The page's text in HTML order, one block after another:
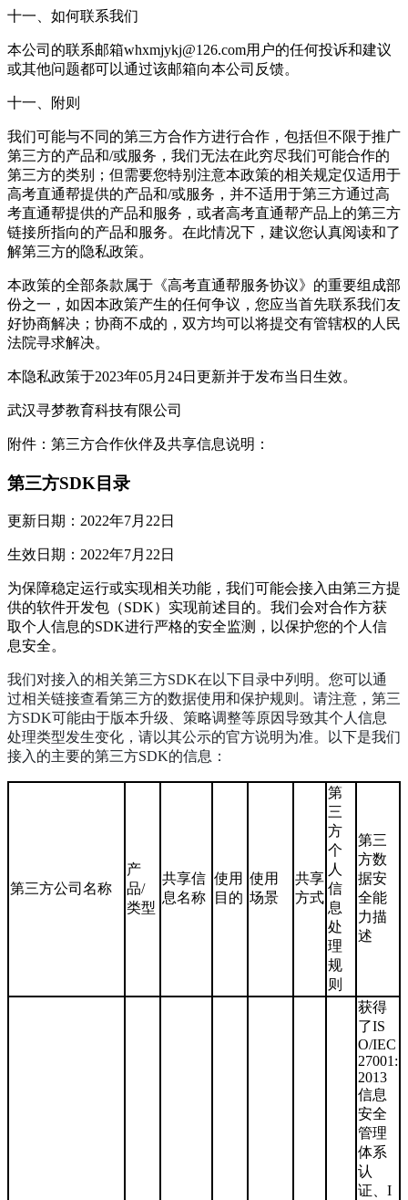
十一、如何联系我们
本公司的联系邮箱whxmjykj@126.com用户的任何投诉和建议
或其他问题都可以通过该邮箱向本公司反馈。
十一、附则
我们可能与不同的第三方合作方进行合作，包括但不限于推广
第三方的产品和/或服务，我们无法在此穷尽我们可能合作的
第三方的类别；但需要您特别注意本政策的相关规定仅适用于
高考直通帮提供的产品和/或服务，并不适用于第三方通过高
考直通帮提供的产品和服务，或者高考直通帮产品上的第三方
链接所指向的产品和服务。在此情况下，建议您认真阅读和了
解第三方的隐私政策。
本政策的全部条款属于《高考直通帮服务协议》的重要组成部
份之一，如因本政策产生的任何争议，您应当首先联系我们友
好协商解决；协商不成的，双方均可以将提交有管辖权的人民
法院寻求解决。
本隐私政策于2023年05月24日更新并于发布当日生效。
武汉寻梦教育科技有限公司
附件：第三方合作伙伴及共享信息说明：
第三方SDK目录
更新日期：2022年7月22日
生效日期：2022年7月22日
为保障稳定运行或实现相关功能，我们可能会接入由第三方提
供的软件开发包（SDK）实现前述目的。我们会对合作方获
取个人信息的SDK进行严格的安全监测，以保护您的个人信
息安全。
我们对接入的相关第三方SDK在以下目录中列明。您可以通
过相关链接查看第三方的数据使用和保护规则。请注意，第三
方SDK可能由于版本升级、策略调整等原因导致其个人信息
处理类型发生变化，请以其公示的官方说明为准。以下是我们
接入的主要的第三方SDK的信息：
第三方公司名称
产
品/
类型
共享信
息名称
使用
目的
使用
场景
共享
方式
第
三
方
个
人
信
息
处
理
规
则
第三
方数
据安
全能
力描
述
获得
了IS
O/IEC
27001:
2013
信息
安全
管理
体系
认
证、I